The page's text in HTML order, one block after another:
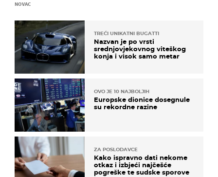
NOVAC
TREĆI UNIKATNI BUGATTI
Nazvan je po vrsti
srednjovjekovnog viteškog
konja i visok samo metar
OVO JE 10 NAJBOLJIH
Europske dionice dosegnule
su rekordne razine
ZA POSLODAVCE
Kako ispravno dati nekome
otkaz i izbjeći najčešće
pogreške te sudske sporove